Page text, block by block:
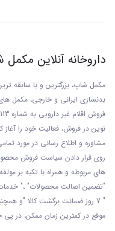
داروخانه آنلاین
مکمل شاپ، بزرگترین و با سابقه
بدنسازی ایرانی و خارجی، مکمل
نوين در فروش، فعاليت خود را
مشاوره و اطلاع رسانی در مورد
روی قرار دادن سياست فروش
های مربوطه و همراه با تکيه بر
"تضمين اصالت محصولات" ،"
" 7 روز ضمانت برگشت کالا "و
موقع در کمترين زمان ممکن، در